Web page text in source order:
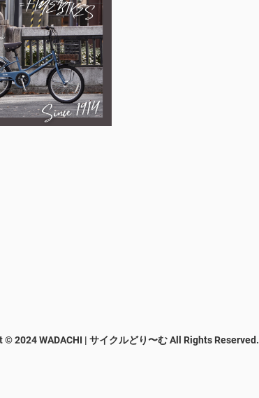
© 2024 WADACHI | サイクルどり〜むAll Rights Reserved.